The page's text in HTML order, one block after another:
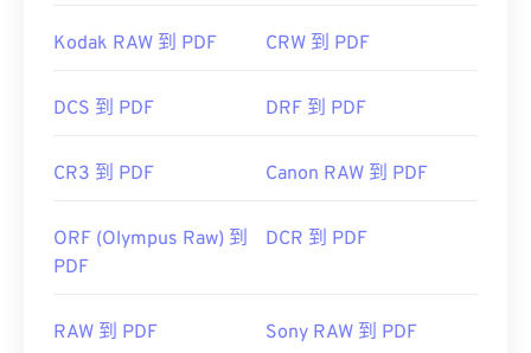
Kodak RAW 到 PDF CRW 到 PDF
DCS 到 PDF DRF 到 PDF
CR3 到 PDF Canon RAW 到 PDF
ORF (Olympus Raw) 到
PDF
DCR 到 PDF
RAW 到 PDF Sony RAW 到 PDF